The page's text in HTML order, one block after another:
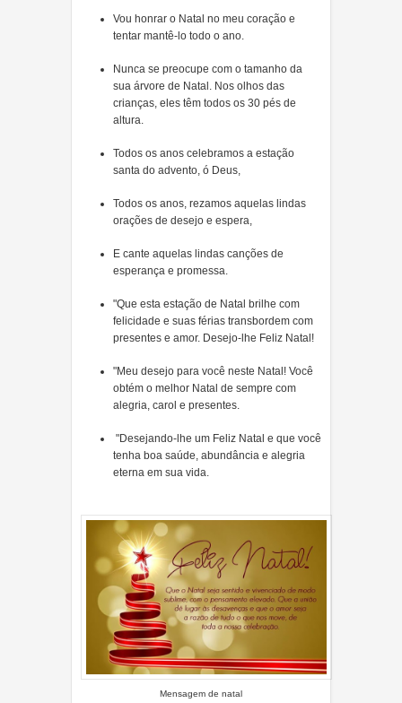
Vou honrar o Natal no meu coração e
tentar mantê-lo todo o ano.
Nunca se preocupe com o tamanho da
sua árvore de Natal. Nos olhos das
crianças, eles têm todos os 30 pés de
altura.
Todos os anos celebramos a estação
santa do advento, ó Deus,
Todos os anos, rezamos aquelas lindas
orações de desejo e espera,
E cante aquelas lindas canções de
esperança e promessa.
"Que esta estação de Natal brilhe com
felicidade e suas férias transbordem com
presentes e amor. Desejo-lhe Feliz Natal!
"Meu desejo para você neste Natal! Você
obtém o melhor Natal de sempre com
alegria, carol e presentes.
"Desejando-lhe um Feliz Natal e que você
tenha boa saúde, abundância e alegria
eterna em sua vida.
Mensagem de natal